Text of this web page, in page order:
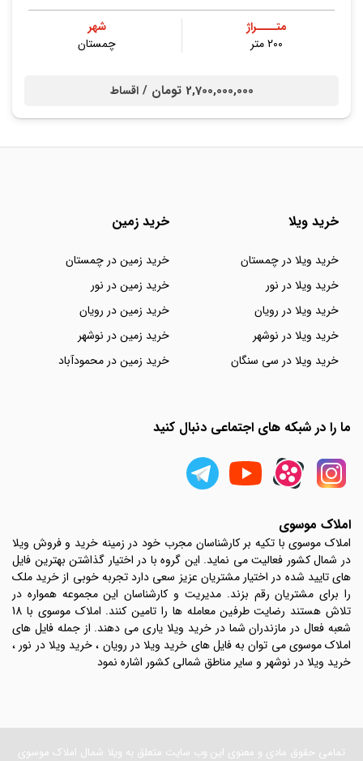
متــــراژ
۲۰۰ متر
شهر
چمستان
2,700,000,000 تومان / اقساط
خرید ویلا
خرید ویلا در چمستان
خرید ویلا در نور
خرید ویلا در رویان
خرید ویلا در نوشهر
خرید ویلا در سی سنگان
خرید زمین
خرید زمین در چمستان
خرید زمین در نور
خرید زمین در رویان
خرید زمین در نوشهر
خرید زمین در محمودآباد
ما را در شبکه های اجتماعی دنبال کنید
املاک موسوی
املاک موسوی با تکیه بر کارشناسان مجرب خود در زمینه خرید و فروش ویلا
در شمال کشور فعالیت می نماید. این گروه با در اختیار گذاشتن بهترین فایل
های تایید شده در اختیار مشتریان عزیز سعی دارد تجربه خوبی از خرید ملک
را برای مشتریان رقم بزند. مدیریت و کارشناسان این مجموعه همواره در
تلاش هستند رضایت طرفین معامله ها را تامین کنند. املاک موسوی با 18
شعبه فعال در مازندران شما در خرید ویلا یاری می دهند. از جمله فایل های
املاک موسوی می توان به فایل های خرید ویلا در رویان ، خرید ویلا در نور ،
خرید ویلا در نوشهر و سایر مناطق شمالی کشور اشاره نمود
تمامی حقوق مادی و معنوی این وب سایت متعلق به ویلا شمال املاک موسوی